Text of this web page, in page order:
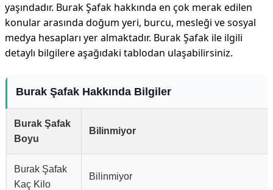
yaşındadır. Burak Şafak hakkında en çok merak edilen
konular arasında doğum yeri, burcu, mesleği ve sosyal
medya hesapları yer almaktadır. Burak Şafak ile ilgili
detaylı bilgilere aşağıdaki tablodan ulaşabilirsiniz.
Burak Şafak Hakkında Bilgiler
Burak Şafak
Boyu
Bilinmiyor
Burak Şafak
Kaç Kilo
Bilinmiyor